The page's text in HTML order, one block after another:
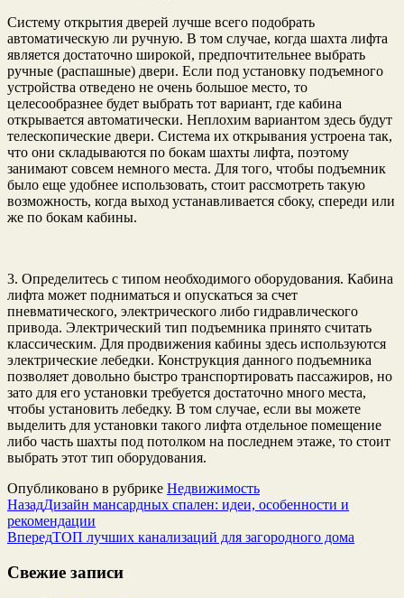
Систему открытия дверей лучше всего подобрать
автоматическую ли ручную. В том случае, когда шахта лифта
является достаточно широкой, предпочтительнее выбрать
ручные (распашные) двери. Если под установку подъемного
устройства отведено не очень большое место, то
целесообразнее будет выбрать тот вариант, где кабина
открывается автоматически. Неплохим вариантом здесь будут
телескопические двери. Система их открывания устроена так,
что они складываются по бокам шахты лифта, поэтому
занимают совсем немного места. Для того, чтобы подъемник
было еще удобнее использовать, стоит рассмотреть такую
возможность, когда выход устанавливается сбоку, спереди или
же по бокам кабины.
3. Определитесь с типом необходимого оборудования. Кабина
лифта может подниматься и опускаться за счет
пневматического, электрического либо гидравлического
привода. Электрический тип подъемника принято считать
классическим. Для продвижения кабины здесь используются
электрические лебедки. Конструкция данного подъемника
позволяет довольно быстро транспортировать пассажиров, но
зато для его установки требуется достаточно много места,
чтобы установить лебедку. В том случае, если вы можете
выделить для установки такого лифта отдельное помещение
либо часть шахты под потолком на последнем этаже, то стоит
выбрать этот тип оборудования.
Опубликовано в рубрике Недвижимость
НазадДизайн мансардных спален: идеи, особенности и
рекомендации
ВпередТОП лучших канализаций для загородного дома
Свежие записи